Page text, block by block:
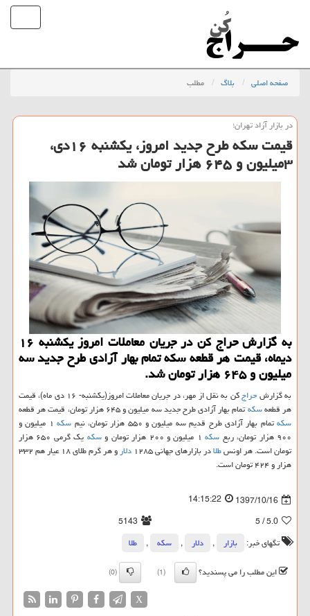
صفحه اصلی بلاگ مطلب
در بازار آزاد تهران؛
قیمت سكه طرح جدید امروز، یكشنبه ۱۶دی،
۳میلیون و ۶۴۵ هزار تومان شد
به گزارش حراج كن در جریان معاملات امروز یكشنبه ۱۶
دیماه، قیمت هر قطعه سكه تمام بهار آزادی طرح جدید سه
میلیون و ۶۴۵ هزار تومان شد.
به گزارشحراج
كن به نقل از مهر، در جریان معاملات امروز(یكشنبه- ۱۶ دی ماه)، قیمت
هر قطعهسكهتمام بهار آزادی طرح جدید سه میلیون و ۶۴۵ هزار تومان، قیمت هر قطعه
سكهتمام بهار آزادی طرح قدیم سه میلیون و ۵۵۰ هزار تومان، نیم سكه
۱ میلیون و
۹۰۰ هزار تومان، ربع
سكه۱ میلیون و ۲۰۰ هزار تومان و سكه
یك گرمی ۶۵۰ هزار
تومان است. هر اونسطلادر بازارهای جهانی ۱۲۸۵ دلار
و هر گرم طلای ۱۸ عیار هم ۳۳۲
هزار و ۴۲۴ تومان است.
1397/10/16
14:15:22
5.0
/ 5
5143
تگهای خبر:
بازار , دلار , سكه ,
طلا
این مطلب را می پسندید؟
(1)
(0)
X